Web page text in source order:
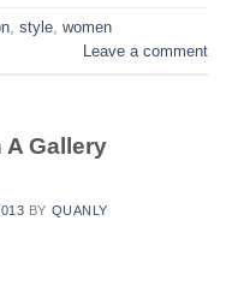
, style, women
Leave a comment
Gallery
BY QUANLY